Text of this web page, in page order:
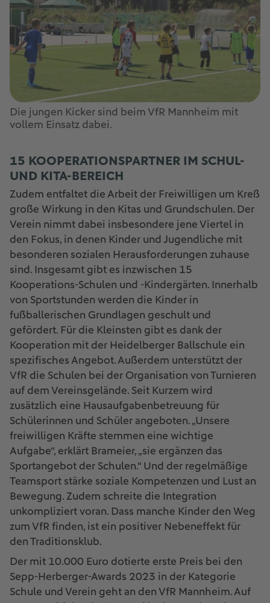
Die jungen Kicker sind beim VfR Mannheim mit
vollem Einsatz dabei.
15 KOOPERATIONSPARTNER IM SCHUL-
UND KITA-BEREICH
Zudem entfaltet die Arbeit der Freiwilligen um Kreß
große Wirkung in den Kitas und Grundschulen. Der
Verein nimmt dabei insbesondere jene Viertel in
den Fokus, in denen Kinder und Jugendliche mit
besonderen sozialen Herausforderungen zuhause
sind. Insgesamt gibt es inzwischen 15
Kooperations-Schulen und -Kindergärten. Innerhalb
von Sportstunden werden die Kinder in
fußballerischen Grundlagen geschult und
gefördert. Für die Kleinsten gibt es dank der
Kooperation mit der Heidelberger Ballschule ein
spezifisches Angebot. Außerdem unterstützt der
VfR die Schulen bei der Organisation von Turnieren
auf dem Vereinsgelände. Seit Kurzem wird
zusätzlich eine Hausaufgabenbetreuung für
Schülerinnen und Schüler angeboten. „Unsere
freiwilligen Kräfte stemmen eine wichtige
Aufgabe“, erklärt Brameier, „sie ergänzen das
Sportangebot der Schulen.“ Und der regelmäßige
Teamsport stärke soziale Kompetenzen und Lust an
Bewegung. Zudem schreite die Integration
unkompliziert voran. Dass manche Kinder den Weg
zum VfR finden, ist ein positiver Nebeneffekt für
den Traditionsklub.
Der mit 10.000 Euro dotierte erste Preis bei den
Sepp-Herberger-Awards 2023 in der Kategorie
Schule und Verein geht an den VfR Mannheim. Auf